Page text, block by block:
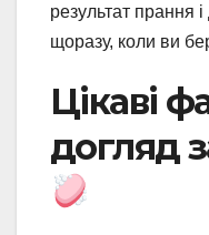
результат прання
щоразу, коли ви
Цікаві
догляд